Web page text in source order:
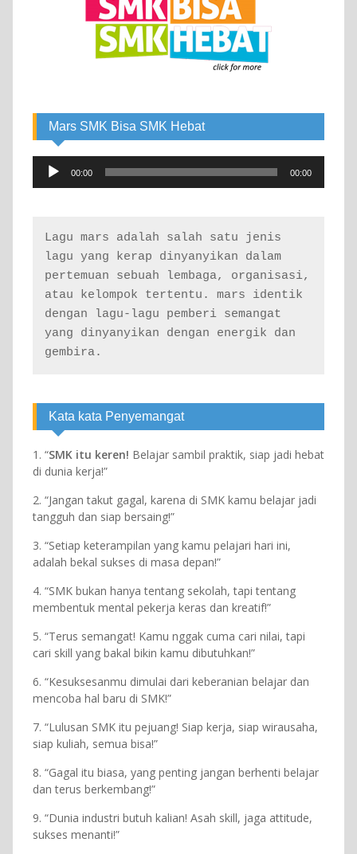
Mars SMK Bisa SMK Hebat
Audio
Player
00:00 00:00
Lagu mars adalah salah satu jenis
lagu yang kerap dinyanyikan dalam
pertemuan sebuah lembaga, organisasi,
atau kelompok tertentu. mars identik
dengan lagu-lagu pemberi semangat
yang dinyanyikan dengan energik dan
gembira.
Kata kata Penyemangat
1. “SMK itu keren! Belajar sambil praktik, siap jadi hebat
di dunia kerja!”
2. “Jangan takut gagal, karena di SMK kamu belajar jadi
tangguh dan siap bersaing!”
3. “Setiap keterampilan yang kamu pelajari hari ini,
adalah bekal sukses di masa depan!”
4. “SMK bukan hanya tentang sekolah, tapi tentang
membentuk mental pekerja keras dan kreatif!”
5. “Terus semangat! Kamu nggak cuma cari nilai, tapi
cari skill yang bakal bikin kamu dibutuhkan!”
6. “Kesuksesanmu dimulai dari keberanian belajar dan
mencoba hal baru di SMK!”
7. “Lulusan SMK itu pejuang! Siap kerja, siap wirausaha,
siap kuliah, semua bisa!”
8. “Gagal itu biasa, yang penting jangan berhenti belajar
dan terus berkembang!”
9. “Dunia industri butuh kalian! Asah skill, jaga attitude,
sukses menanti!”